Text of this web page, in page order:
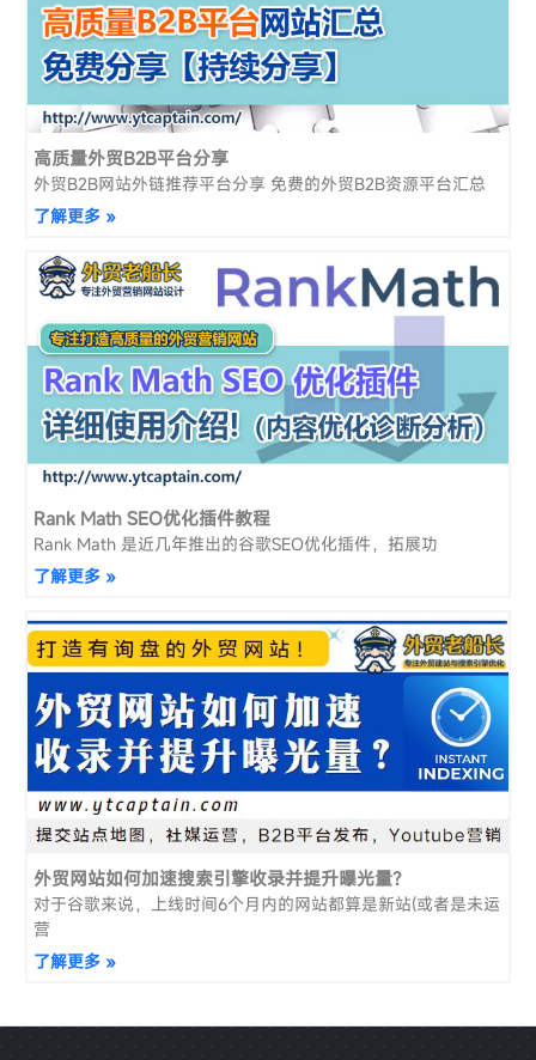
高质量外贸B2B平台分享
外贸B2B网站外链推荐平台分享 免费的外贸B2B资源平台汇总
了解更多 »
Rank Math SEO优化插件教程
Rank Math 是近几年推出的谷歌SEO优化插件，拓展功
了解更多 »
外贸网站如何加速搜索引擎收录并提升曝光量？
对于谷歌来说，上线时间6个月内的网站都算是新站(或者是未运
营
了解更多 »